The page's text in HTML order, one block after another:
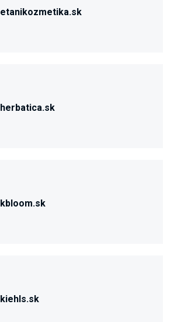
etanikozmetika.sk
herbatica.sk
kbloom.sk
kiehls.sk